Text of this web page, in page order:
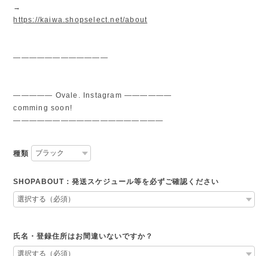
→
https://kaiwa.shopselect.net/about
————————————
————— Ovale. Instagram ——————
comming soon!
———————————————————
種類
SHOPABOUT：発送スケジュール等を必ずご確認ください
氏名・登録住所はお間違いないですか？